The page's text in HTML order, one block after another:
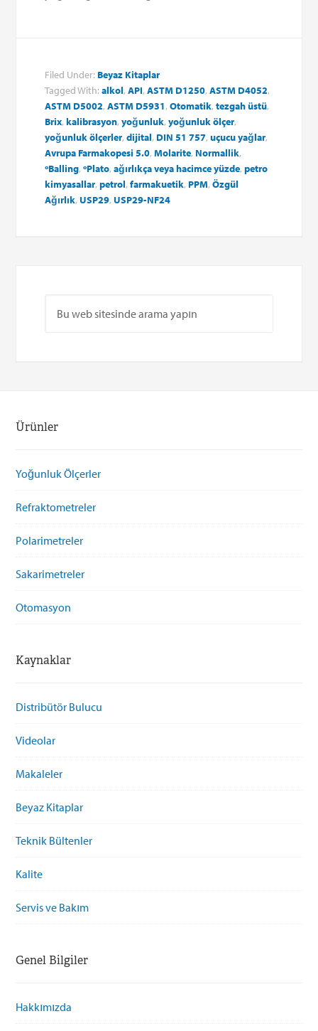
Filed Under: Beyaz Kitaplar
Tagged With:alkol,API,ASTM D1250,ASTM D4052,
ASTM D5002,ASTM D5931,Otomatik,tezgah üstü,
Brix,kalibrasyon,yoğunluk,yoğunluk ölçer,
yoğunlukölçerler,dijital, DIN 51 757,uçucu yağlar,
Avrupa Farmakopesi 5.0,Molarite, Normallik,
ºBalling,ºPlato,ağırlıkça veya hacimce yüzde,petro
kimyasallar,petrol,farmakuetik, PPM,Özgül
Ağırlık, USP29, USP29-NF24
Ürünler
Yoğunluk Ölçerler
Refraktometreler
Polarimetreler
Sakarimetreler
Otomasyon
Kaynaklar
Distribütör Bulucu
Videolar
Makaleler
Beyaz Kitaplar
Teknik Bültenler
Kalite
Servis ve Bakım
Genel Bilgiler
Hakkımızda